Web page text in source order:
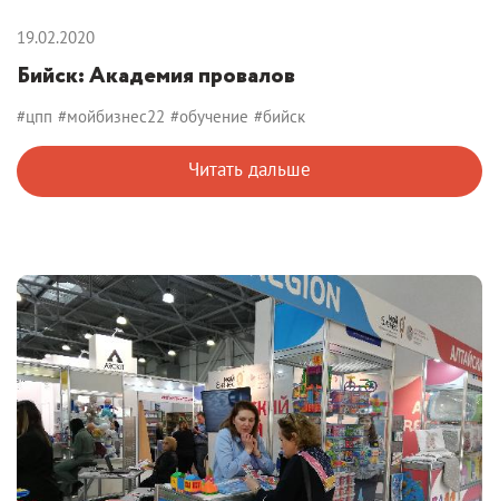
19.02.2020
Бийск: Академия провалов
#цпп #мойбизнес22 #обучение #бийск
Читать дальше